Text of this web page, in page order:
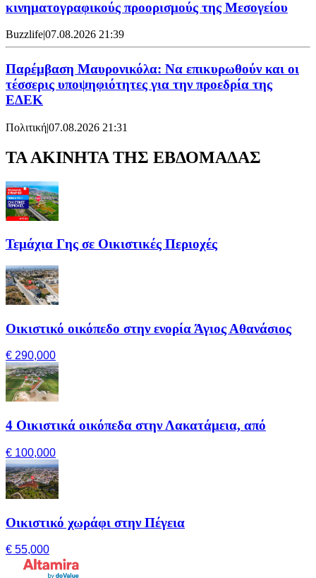
κινηματογραφικούς προορισμούς της Μεσογείου
Buzzlife|07.08.2026 21:39
Παρέμβαση Μαυρονικόλα: Να επικυρωθούν και οι
τέσσερις υποψηφιότητες για την προεδρία της
ΕΔΕΚ
Πολιτική|07.08.2026 21:31
ΤΑ ΑΚΙΝΗΤΑ ΤΗΣ ΕΒΔΟΜΑΔΑΣ
Τεμάχια Γης σε Οικιστικές Περιοχές
Οικιστικό οικόπεδο στην ενορία Άγιος Αθανάσιος
€ 290,000
4 Οικιστικά οικόπεδα στην Λακατάμεια, από
€ 100,000
Οικιστικό χωράφι στην Πέγεια
€ 55,000